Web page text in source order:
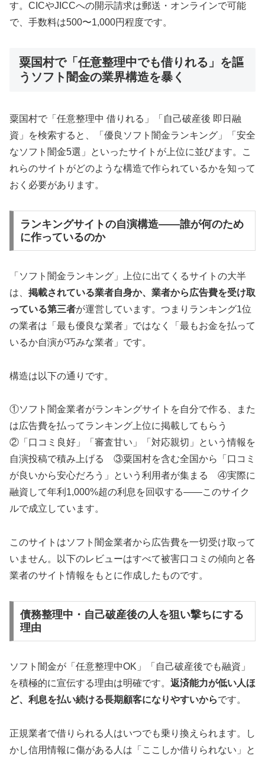
す。CICやJICCへの開示請求は郵送・オンラインで可能
で、手数料は500〜1,000円程度です。
粟国村で「任意整理中でも借りれる」を謳
うソフト闇金の業界構造を暴く
粟国村で「任意整理中 借りれる」「自己破産後 即日融
資」を検索すると、「優良ソフト闇金ランキング」「安全
なソフト闇金5選」といったサイトが上位に並びます。こ
れらのサイトがどのような構造で作られているかを知って
おく必要があります。
ランキングサイトの自演構造——誰が何のため
に作っているのか
「ソフト闇金ランキング」上位に出てくるサイトの大半
は、 掲載されている業者自身か、業者から広告費を受け取
っている第三者が運営しています。つまりランキング1位
の業者は「最も優良な業者」ではなく「最もお金を払って
いるか自演が巧みな業者」です。
構造は以下の通りです。
①ソフト闇金業者がランキングサイトを自分で作る、また
は広告費を払ってランキング上位に掲載してもらう
②「口コミ良好」「審査甘い」「対応親切」という情報を
自演投稿で積み上げる ③粟国村を含む全国から「口コミ
が良いから安心だろう」という利用者が集まる ④実際に
融資して年利1,000%超の利息を回収する——このサイク
ルで成立しています。
このサイトはソフト闇金業者から広告費を一切受け取って
いません。以下のレビューはすべて被害口コミの傾向と各
業者のサイト情報をもとに作成したものです。
債務整理中・自己破産後の人を狙い撃ちにする
理由
ソフト闇金が「任意整理中OK」「自己破産後でも融資」
を積極的に宣伝する理由は明確です。 返済能力が低い人ほ
ど、利息を払い続ける長期顧客になりやすいからです。
正規業者で借りられる人はいつでも乗り換えられます。し
かし信用情報に傷がある人は「ここしか借りられない」と